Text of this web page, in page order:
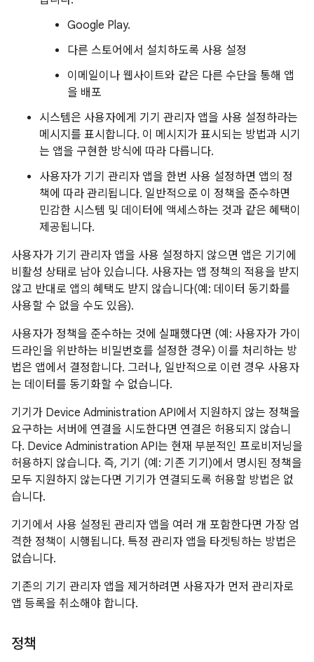
Google Play.
다른 스토어에서 설치하도록 사용 설정
이메일이나 웹사이트와 같은 다른 수단을 통해 앱
을 배포
시스템은 사용자에게 기기 관리자 앱을 사용 설정하라는
메시지를 표시합니다. 이 메시지가 표시되는 방법과 시기
는 앱을 구현한 방식에 따라 다릅니다.
사용자가 기기 관리자 앱을 한번 사용 설정하면 앱의 정
책에 따라 관리됩니다. 일반적으로 이 정책을 준수하면
민감한 시스템 및 데이터에 액세스하는 것과 같은 혜택이
제공됩니다.
사용자가 기기 관리자 앱을 사용 설정하지 않으면 앱은 기기에
비활성 상태로 남아 있습니다. 사용자는 앱 정책의 적용을 받지
않고 반대로 앱의 혜택도 받지 않습니다(예: 데이터 동기화를
사용할 수 없을 수도 있음).
사용자가 정책을 준수하는 것에 실패했다면 (예: 사용자가 가이
드라인을 위반하는 비밀번호를 설정한 경우) 이를 처리하는 방
법은 앱에서 결정합니다. 그러나, 일반적으로 이런 경우 사용자
는 데이터를 동기화할 수 없습니다.
기기가 Device Administration API에서 지원하지 않는 정책을
요구하는 서버에 연결을 시도한다면 연결은 허용되지 않습니
다. Device Administration API는 현재 부분적인 프로비저닝을
허용하지 않습니다. 즉, 기기 (예: 기존 기기)에서 명시된 정책을
모두 지원하지 않는다면 기기가 연결되도록 허용할 방법은 없
습니다.
기기에서 사용 설정된 관리자 앱을 여러 개 포함한다면 가장 엄
격한 정책이 시행됩니다. 특정 관리자 앱을 타겟팅하는 방법은
없습니다.
기존의 기기 관리자 앱을 제거하려면 사용자가 먼저 관리자로
앱 등록을 취소해야 합니다.
정책